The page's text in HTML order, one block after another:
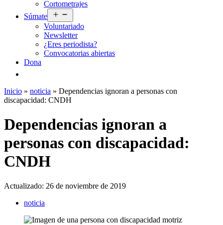
Cortometrajes
Súmate
el
menú
Voluntariado
Newsletter
¿Eres periodista?
Convocatorias abiertas
Dona
Inicio » noticia » Dependencias ignoran a personas con
discapacidad: CNDH
Dependencias ignoran a
personas con discapacidad:
CNDH
Actualizado: 26 de noviembre de 2019
noticia